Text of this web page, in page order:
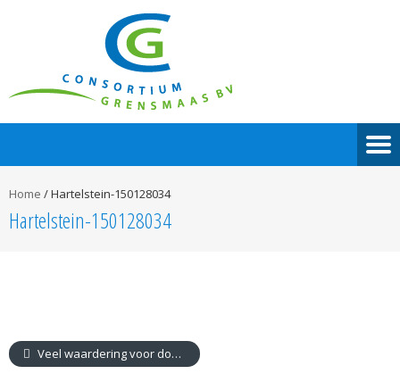
Home /Hartelstein-150128034
Hartelstein-150128034
Veel waardering voor documentaire L1 over werken aan de Grensmaas